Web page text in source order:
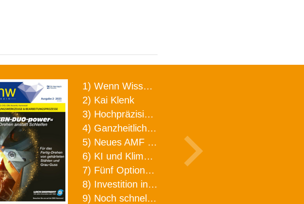
1) Wenn Wissen geht, kann ARNO WERKZEUGE helfen
2) Kai Klenk
3) Hochpräzision in neuer Dimension
4) Ganzheitlicher Ansatz für mehr Effizienz und Produktivität in der Zerspanung
5) Neues AMF Logistikzentrum feierlich eröffnet
6) KI und Klimaschutz im Schaltanlagenbau
7) Fünf Optionen, wie man Zeitfresser in Effizienz umwandelt
8) Investition in Fellbach mit nachhaltiger Logistik und Lagerfläche
9) Noch schnellere Lieferung